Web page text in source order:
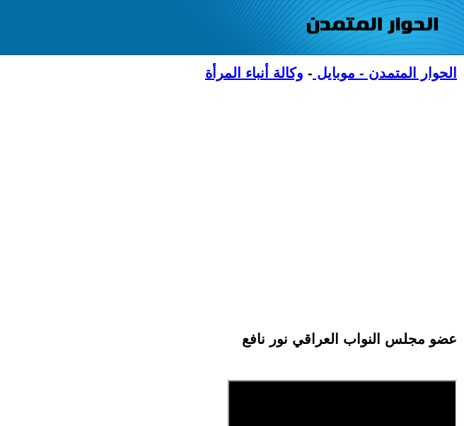
الحوار المتمدن - موبايل - وكالة أنباء المرأة
عضو مجلس النواب العراقي نور نافع